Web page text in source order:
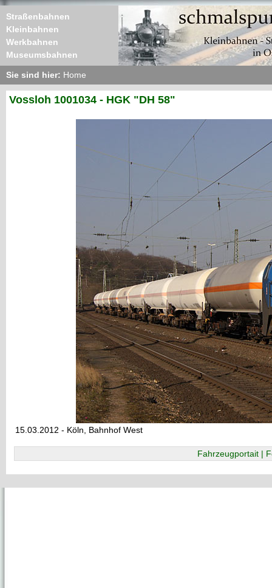
Straßenbahnen
Kleinbahnen
Werkbahnen
Museumsbahnen
Sie sind hier: Home
Vossloh 1001034 - HGK "DH 58"
15.03.2012 - Köln, Bahnhof West
Fahrzeugportait |